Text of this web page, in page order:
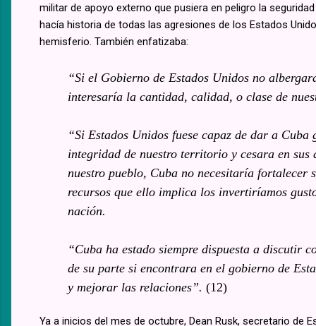
militar de apoyo externo que pusiera en peligro la
hacía historia de todas las agresiones de los Estados
hemisferio. También enfatizaba:
“Si el Gobierno de Estados Unidos no
interesaría la cantidad, calidad, o clase de
“Si Estados Unidos fuese capaz de dar a
integridad de nuestro territorio y cesara en
nuestro pueblo, Cuba no necesitaría fortalecer
recursos que ello implica los invertiríamos
nación.
“Cuba ha estado siempre dispuesta a discutir
de su parte si encontrara en el gobierno de
y mejorar las relaciones”. (12)
Ya a inicios del mes de octubre, Dean Rusk, secretario de